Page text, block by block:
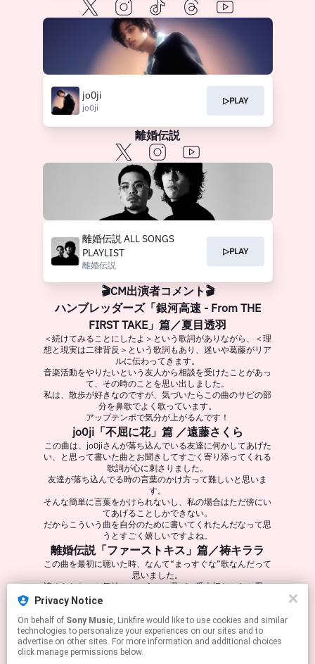
jo0ji
jo0ji
▷PLAY
離婚伝説
離婚伝説 ALL SONGS
PLAYLIST
離婚伝説
▷PLAY
🎬CM出演者コメント🎬
ハンブレッダーズ「銀河高速 - From THE
FIRST TAKE」篇／夏目透羽
＜続けてみることにしたよ＞という歌詞がありながら、＜理
想と現実は二律背反＞という歌詞もあり、迷いや葛藤がリア
ルに伝わってきます。
音楽活動をやりたいという友人から相談を受けたことがあっ
て、その時のことを思い出しました。
私は、散歩が好きなのですが、気づいたらこの曲のサビの部
分を鼻歌でよく歌っています。
アップテンポで気分が上がるんです！
jo0ji「不屈に花」篇 ／遠藤さくら
この曲は、jo0jiさんが落ち込んでいる友達に何かしてあげた
い、と思って書いた曲とお聞きしてすごく寄り添ってくれる
歌詞が心に刺さりました。
友達が落ち込んでる時の言葉のかけ方って難しいと思いま
す。
そんな簡単に言葉をかけられないし、私の場合はただ傍にい
てあげることしかできない。
だからこういう曲を自分のために書いてくれたんだなって思
うとすごく嬉しいですよね。
離婚伝説「ファーストキス」篇／祷キララ
この曲を最初に聴いた時、なんて“まっすぐな”歌なんだって
思いました。
諦められないと気持ちというか、君が一番大切だからと愛に
向かっていく強い気持ちを、こんなにストレートに歌ってる
離婚伝説さんの『愛が一層メロウ』も好きなんですが、、疾
走感があってエネルギーと勢いを感じるこの曲も大好きで
す。
Privacy Notice
On behalf of Sony Music, Linkfire would like to use cookies and similar
technologies to personalize your experiences on our sites and to
advertise on other sites. For more information and additional choices
click manage permissions below.